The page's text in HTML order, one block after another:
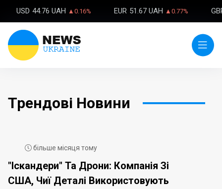
USD 44.76 UAH ▲0.16% EUR 51.67 UAH ▲0.77%
Трендові Новини
більше місяця тому
"Іскандери" Та Дрони: Компанія Зі
США, Чиї Деталі Використовують